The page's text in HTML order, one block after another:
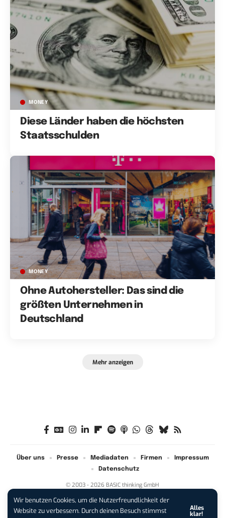
Wir benutzen Cookies, um die Nutzerfreundlichkeit der
Website zu verbessern. Durch deinen Besuch stimmst
Alles
klar!
MONEY
Diese Länder haben die höchsten
Staatsschulden
MONEY
Ohne Autohersteller: Das sind die
größten Unternehmen in
Deutschland
Mehr anzeigen
© 2003 - 2026 BASIC thinking GmbH
Über uns Presse Mediadaten Firmen
Impressum
Datenschutz
iPhone 17 Pro sichern:Für 1 € +